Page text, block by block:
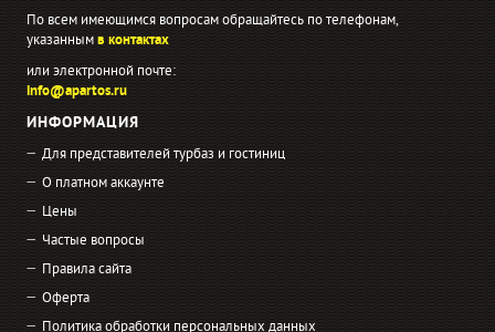
По всем имеющимся вопросам обращайтесь по телефонам,
указаннымв контактах
или электронной почте:
info@apartos.ru
ИНФОРМАЦИЯ
Для представителей турбаз и гостиниц
О платном аккаунте
Цены
Частые вопросы
Правила сайта
Оферта
Политика обработки персональных данных